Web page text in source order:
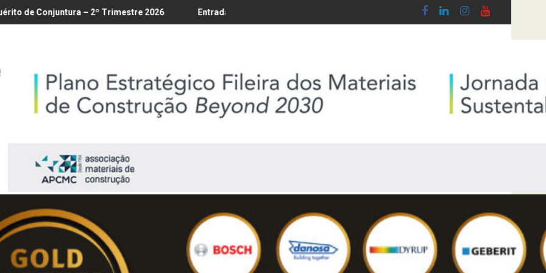
82º Trimestre 2026 Entrada em vigor da regulamentação do Lobby - Lei n.º 5-A/2026, de 28 de Janeiro
Diploma de transposição da Diretiva